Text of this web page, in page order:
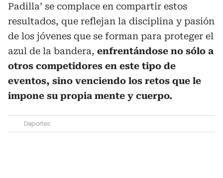
Padilla’ se complace en compartir estos
resultados, que reflejan la disciplina y pasión
de los jóvenes que se forman para proteger el
azul de la bandera, enfrentándose no sólo a
otros competidores en este tipo de
eventos, sino venciendo los retos que le
impone su propia mente y cuerpo.
Deportes